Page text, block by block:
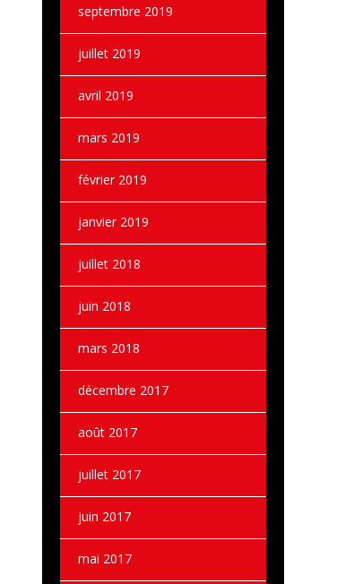
septembre 2019
juillet 2019
avril 2019
mars 2019
février 2019
janvier 2019
juillet 2018
juin 2018
mars 2018
décembre 2017
août 2017
juillet 2017
juin 2017
mai 2017